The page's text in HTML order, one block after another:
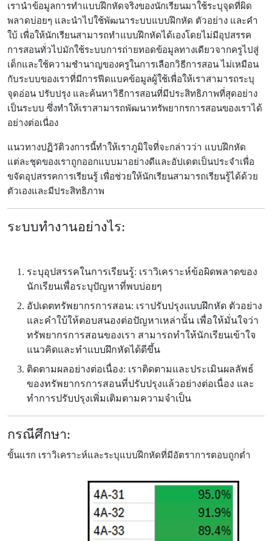
เรานำข้อมูลการทำแบบฝึกหัดจริงของนักเรียนมาใช้ระบุจุดที่ผิด
พลาดบ่อยๆ และนำไปใช้พัฒนาระบบแบบฝึกหัด ตัวอย่าง และคำ
ใบ้ เพื่อให้นักเรียนสามารถทำแบบฝึกหัดได้เองโดยไม่มีอุปสรรค
การสอนทั่วไปมักใช้ระบบการถ่ายทอดข้อมูลทางเดียวจากครูไปสู่
เด็กและใช้ความชำนาญของครูในการเลือกวิธีการสอนไม่เหมือน
กับระบบของเราที่มีการฟีดแบคข้อมูลผู้ใช้เพื่อให้เราสามารถระบุ
จุดอ่อน ปรับปรุง และค้นหาวิธีการสอนที่มีประสิทธิภาพที่สุดอย่าง
เป็นระบบ ซึ่งทำให้เราสามารถพัฒนาทรัพยากรการสอนของเราได้
อย่างต่อเนื่อง
แนวทางปฏิวัติวงการนี้ทำให้เราภูมิใจที่จะกล่าวว่า แบบฝึกหัด
แต่ละชุดของเราถูกออกแบบมาอย่างดีและอัปเดตเป็นประจำเพื่อ
ขจัดอุปสรรคการเรียนรู้ เพื่อช่วยให้นักเรียนสามารถเรียนรู้ได้ด้วย
ตัวเองและมีประสิทธิภาพ
ระบบทำงานอย่างไร:
ระบุอุปสรรคในการเรียนรู้: เราวิเคราะห์ข้อผิดพลาดของ
นักเรียนเพื่อระบุปัญหาที่พบบ่อยๆ
อัปเดตทรัพยากรการสอน: เราปรับปรุงแบบฝึกหัด ตัวอย่าง
และคำใบ้ให้ตอบสนองต่อปัญหาเหล่านั้น เพื่อให้มั่นใจว่า
ทรัพยากรการสอนของเรา สามารถทำให้นักเรียนเข้าใจ
แนวคิดและทำแบบฝึกหัดได้ดีขึ้น
ติดตามผลอย่างต่อเนื่อง: เราติดตามและประเมินผลลัพธ์
ของทรัพยากรการสอนที่ปรับปรุงแล้วอย่างต่อเนื่อง และ
ทำการปรับปรุงเพิ่มเติมตามความจำเป็น
กรณีศึกษา:
ขั้นแรก เราวิเคราะห์และระบุแบบฝึกหัดที่มีอัตราการตอบถูกต่ำ